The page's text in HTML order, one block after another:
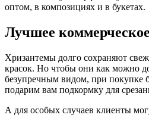
оптом, в композициях и в букетах.
Лучшее
Хризантемы долго сохраняют
красок. Но чтобы они как можно
безупречным видом, при покупке
подарим вам подкормку для
А для особых случаев клиенты